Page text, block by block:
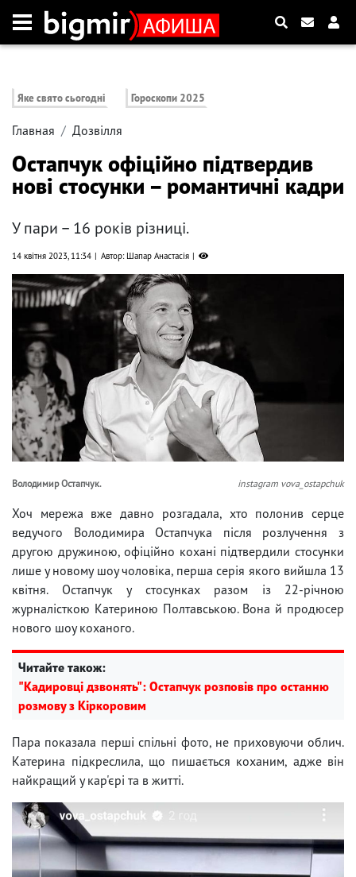
Яке свято сьогодні Гороскопи 2025
Главная Дозвілля
Остапчук офіційно підтвердив
нові стосунки – романтичні кадри
У пари – 16 років різниці.
14 квітня 2023, 11:34 Автор: Шапар Анастасія
Володимир Остапчук. instagram vova_ostapchuk
Хоч мережа вже давно розгадала, хто полонив серце
ведучого Володимира Остапчука після розлучення з
другою дружиною, офіційно кохані підтвердили стосунки
лише у новому шоу чоловіка, перша серія якого вийшла 13
квітня. Остапчук у стосунках разом із 22-річною
журналісткою Катериною Полтавською. Вона й продюсер
нового шоу коханого.
Читайте також:
"Кадировці дзвонять": Остапчук розповів про останню
розмову з Кіркоровим
Пара показала перші спільні фото, не приховуючи облич.
Катерина підкреслила, що пишається коханим, адже він
найкращий у кар'єрі та в житті.